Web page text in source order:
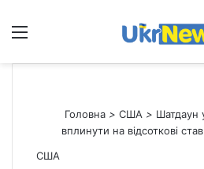
Меню
Головна > США >
вплинути на відсоткові
США